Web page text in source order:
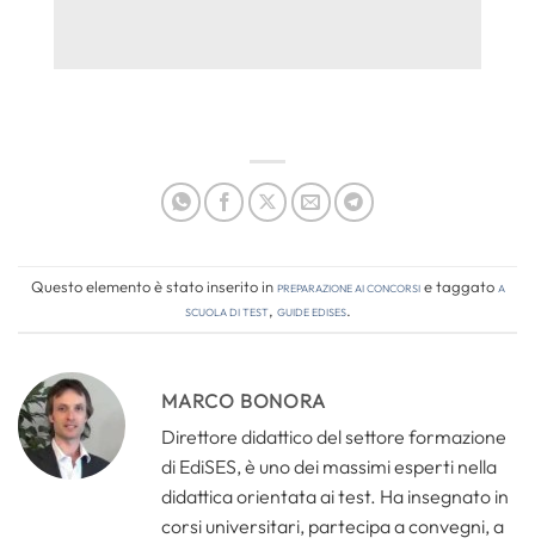
Questo elemento è stato inserito inPreparazione ai concorsie taggatoa
scuola di test, guide edises.
MARCO BONORA
Direttore didattico del settore formazione
di EdiSES, è uno dei massimi esperti nella
didattica orientata ai test. Ha insegnato in
corsi universitari, partecipa a convegni, a